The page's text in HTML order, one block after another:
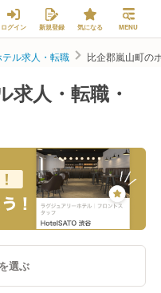
ログイン 新規登録 気になる MENU
ル求人・転職 比企郡嵐山町の
求人・転職・
選ぶ